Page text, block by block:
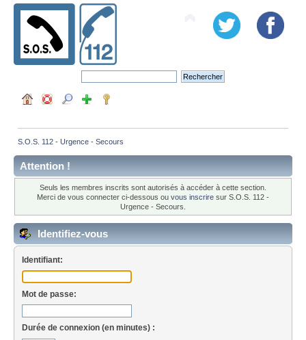
S.O.S. 112 - Urgence - Secours
Attention !
Seuls les membres inscrits sont autorisés à accéder à cette section.
Merci de vous connecter ci-dessous ou vous inscrire sur S.O.S. 112 -
Urgence - Secours.
Identifiez-vous
Identifiant:
Mot de passe:
Durée de connexion (en minutes) :